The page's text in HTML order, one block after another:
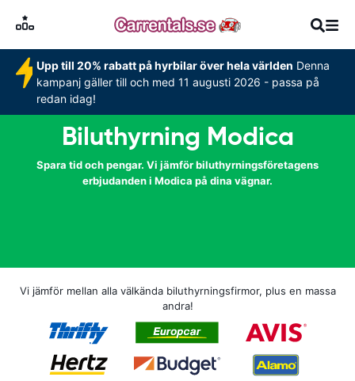
Upp till 20% rabatt på hyrbilar över hela världen Denna
kampanj gäller till och med 11 augusti 2026 - passa på
redan idag!
Biluthyrning Modica
Spara tid och pengar. Vi jämför biluthyrningsföretagens
erbjudanden i Modica på dina vägnar.
Vi jämför mellan alla välkända biluthyrningsfirmor, plus en massa
andra!